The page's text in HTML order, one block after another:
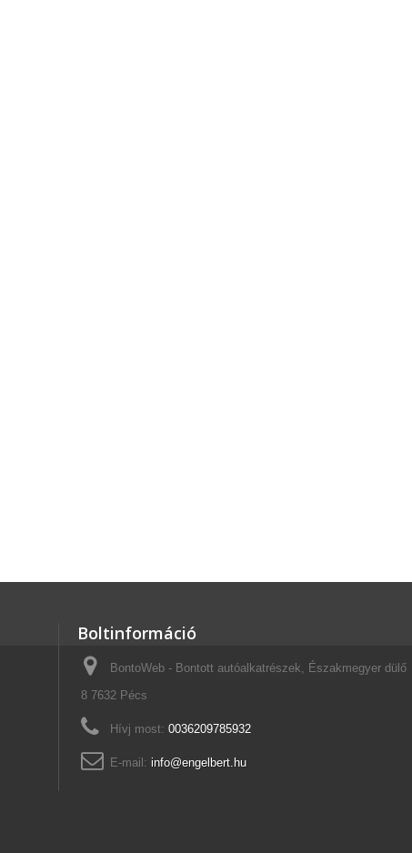
Boltinformáció
BontoWeb - Bontott autóalkatrészek, Északmegyer dülő
8 7632 Pécs
Hívj most: 0036209785932
E-mail: info@engelbert.hu